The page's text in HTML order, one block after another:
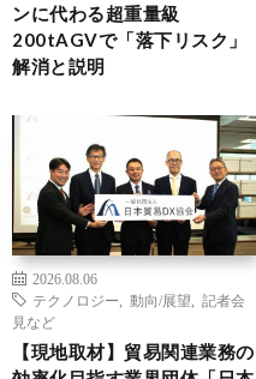
ンに代わる超重量級
200tAGVで「落下リスク」
解消と説明
2026.08.06
テクノロジー
動向/展望
記者会
見など
【現地取材】貿易関連業務の